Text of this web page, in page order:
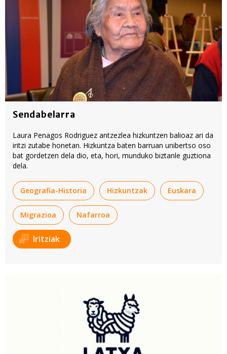
Sendabelarra
Laura Penagos Rodriguez antzezlea hizkuntzen balioaz ari da
iritzi zutabe honetan. Hizkuntza baten barruan unibertso oso
bat gordetzen dela dio, eta, hori, munduko biztanle guztiona
dela.
Geografia-Historia Hizkuntzak Euskara
Migrazioa Nafarroa
Iritziak